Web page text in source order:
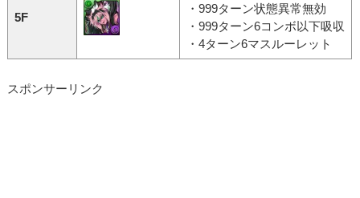
5F
・999ターン状態異常無効
・999ターン6コンボ以下吸収
・4ターン6マスルーレット
スポンサーリンク